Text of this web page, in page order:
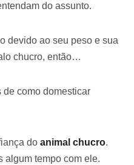
do assunto.
devido ao seu peso e sua
chucro, então…
como domesticar
do animal chucro.
algum tempo com ele.